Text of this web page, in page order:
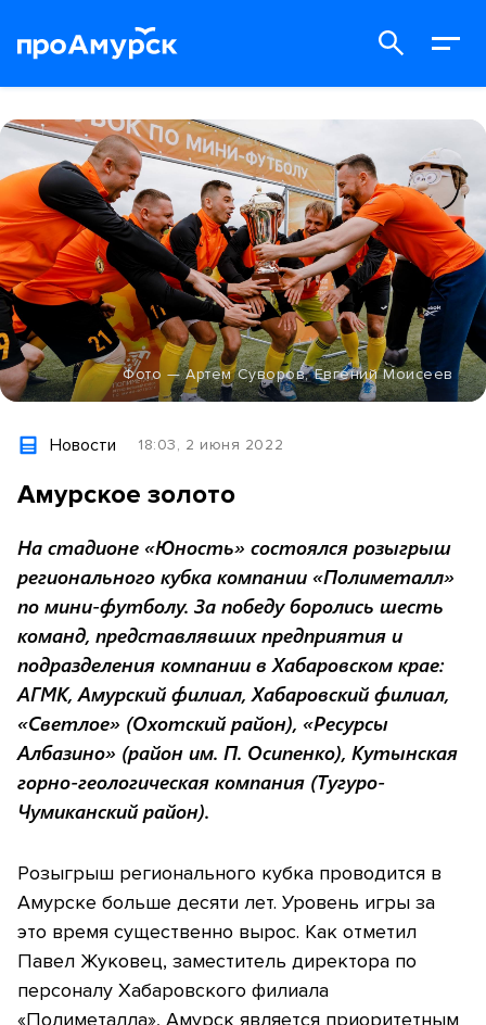
Фото — Артем Суворов, Евгений Моисеев
Новости 18:03, 2 июня 2022
Амурское золото
На стадионе «Юность» состоялся розыгрыш
регионального кубка компании «Полиметалл»
по мини-футболу. За победу боролись шесть
команд, представлявших предприятия и
подразделения компании в Хабаровском крае:
АГМК, Амурский филиал, Хабаровский филиал,
«Светлое» (Охотский район), «Ресурсы
Албазино» (район им. П. Осипенко), Кутынская
горно-геологическая компания (Тугуро-
Чумиканский район).
Розыгрыш регионального кубка проводится в
Амурске больше десяти лет. Уровень игры за
это время существенно вырос. Как отметил
Павел Жуковец, заместитель директора по
персоналу Хабаровского филиала
«Полиметалла», Амурск является приоритетным